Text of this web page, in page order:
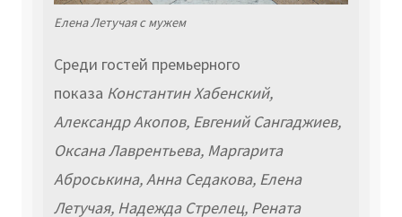
Елена Летучая с мужем
Среди гостей премьерного
показа Константин Хабенский,
Александр Акопов, Евгений Сангаджиев,
Оксана Лаврентьева, Маргарита
Аброськина, Анна Седакова, Елена
Летучая, Надежда Стрелец, Рената